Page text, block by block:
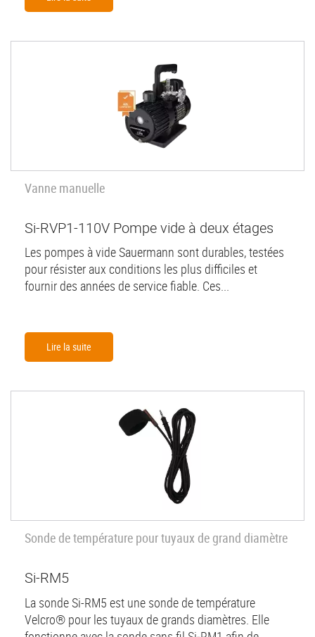
Vanne manuelle
Si-RVP1-110V Pompe vide à deux étages
Les pompes à vide Sauermann sont durables, testées
pour résister aux conditions les plus difficiles et
fournir des années de service fiable. Ces...
Lire la suite
Sonde de température pour tuyaux de grand diamètre
Si-RM5
La sonde Si-RM5 est une sonde de température
Velcro® pour les tuyaux de grands diamètres. Elle